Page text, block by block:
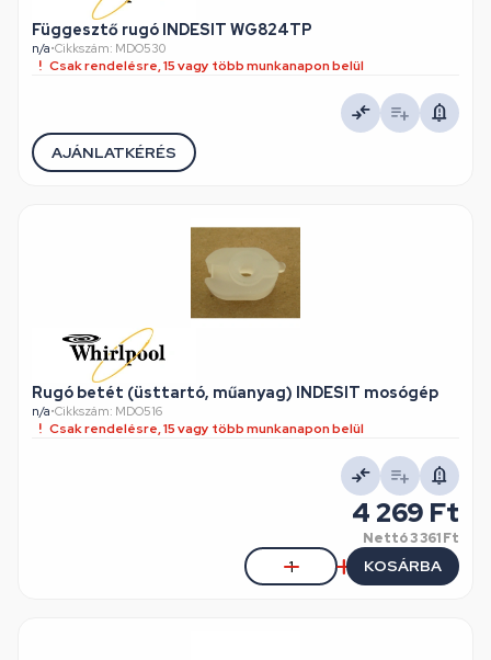
Függesztő rugó INDESIT WG824TP
n/a•Cikkszám: MDO530
Csak rendelésre, 15 vagy több munkanapon belül
AJÁNLATKÉRÉS
Rugó betét (üsttartó, műanyag) INDESIT mosógép
n/a•Cikkszám: MDO516
Csak rendelésre, 15 vagy több munkanapon belül
4 269 Ft
Nettó3 361 Ft
KOSÁRBA